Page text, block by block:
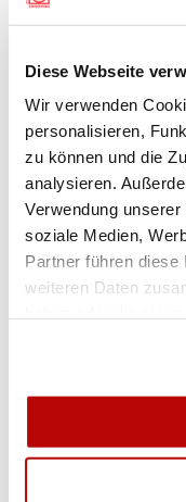
Diese Webseite
Wir verwenden
personalisieren,
zu können und die
analysieren.
Verwendung
soziale Medien,
Partner führen
weiteren Daten